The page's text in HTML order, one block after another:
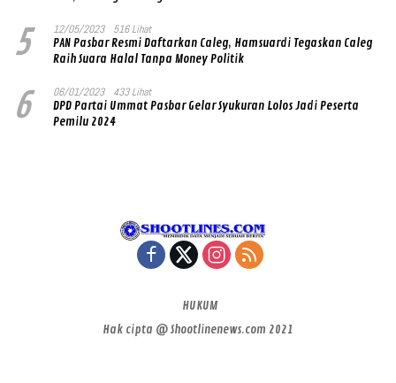
5 12/05/2023 516 Lihat
PAN Pasbar Resmi Daftarkan Caleg, Hamsuardi Tegaskan Caleg
Raih Suara Halal Tanpa Money Politik
6 06/01/2023 433 Lihat
DPD Partai Ummat Pasbar Gelar Syukuran Lolos Jadi Peserta
Pemilu 2024
HUKUM
Hak cipta @ Shootlinenews.com 2021